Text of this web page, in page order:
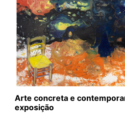
Arte concreta e
exposição